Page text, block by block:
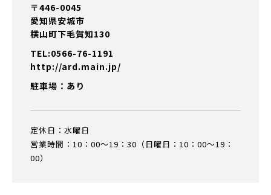
〒446-0045
愛知県安城市
横山町下毛賀知130
TEL:0566-76-1191
http://ard.main.jp/
駐車場：あり
定休日：水曜日
営業時間：10：00～19：30（日曜日：10：00～19：
00）